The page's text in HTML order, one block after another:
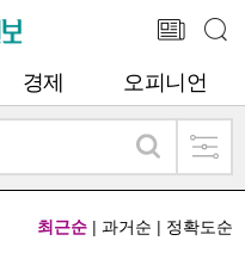
경제 오피니언